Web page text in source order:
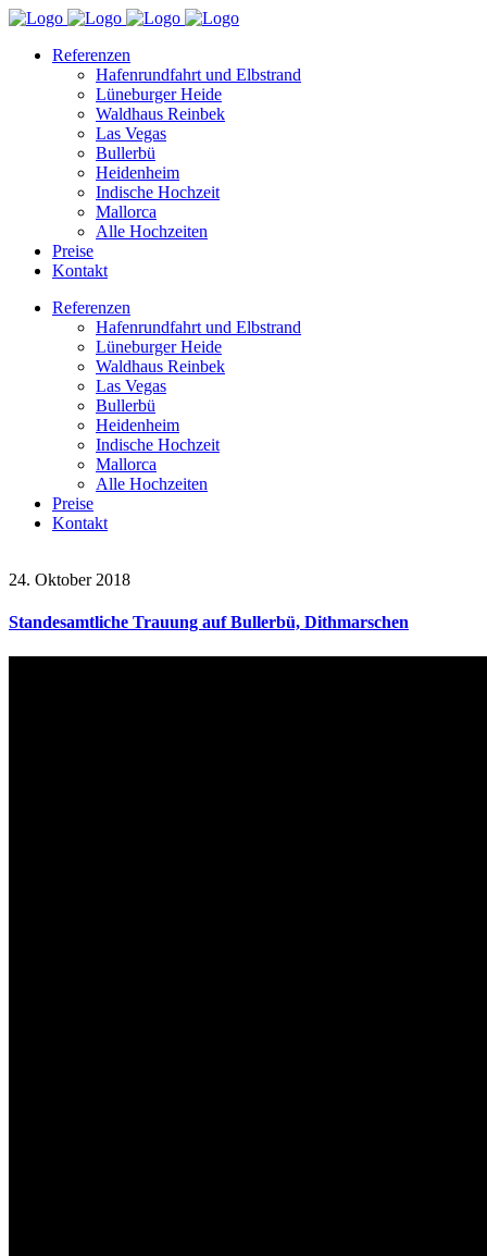
Referenzen
Hafenrundfahrt und Elbstrand
Lüneburger Heide
Waldhaus Reinbek
Las Vegas
Bullerbü
Heidenheim
Indische Hochzeit
Mallorca
Alle Hochzeiten
Preise
Kontakt
Referenzen
Hafenrundfahrt und Elbstrand
Lüneburger Heide
Waldhaus Reinbek
Las Vegas
Bullerbü
Heidenheim
Indische Hochzeit
Mallorca
Alle Hochzeiten
Preise
Kontakt
24. Oktober 2018
Standesamtliche Trauung auf Bullerbü, Dithmarschen